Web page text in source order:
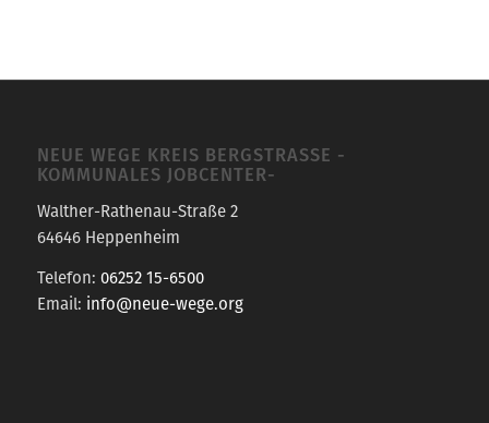
NEUE WEGE KREIS BERGSTRASSE -K
OMMUNALES JOBCENTER-
Walther-Rathenau-Straße 2
64646 Heppenheim
Telefon: 06252 15-6500
Email: info@neue-wege.org